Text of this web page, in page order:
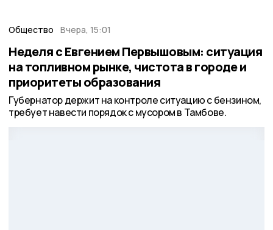
Общество Вчера, 15:01
Неделя с Евгением Первышовым: ситуация
на топливном рынке, чистота в городе и
приоритеты образования
Губернатор держит на контроле ситуацию с бензином,
требует навести порядок с мусором в Тамбове.